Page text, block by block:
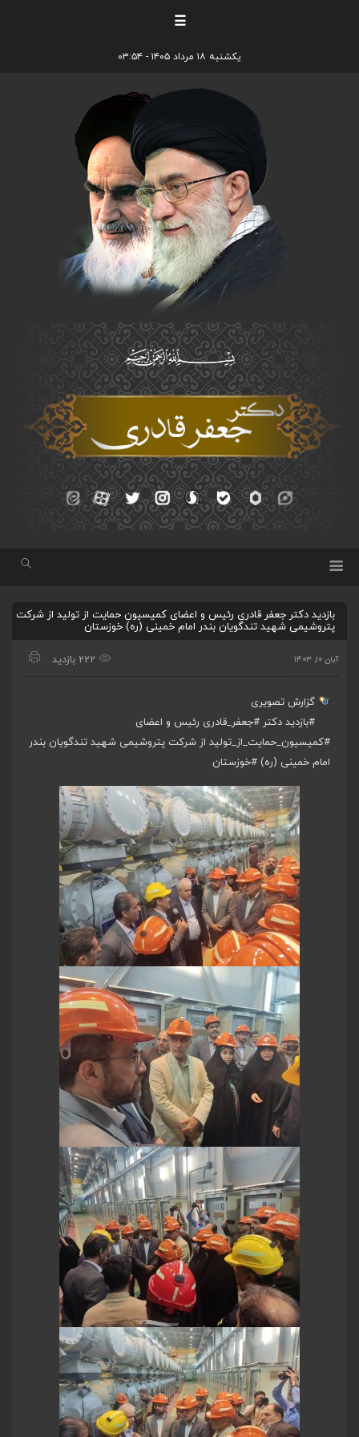
☰
یکشنبه ۱۸ مرداد ۱۴۰۵ - ۰۳:۵۴
بازدید دکتر جعفر قادری رئیس و اعضای کمیسیون حمایت از تولید از شرکت
پتروشیمی شهید تندگویان بندر امام خمینی (ره) خوزستان
آبان ۱۰, ۱۴۰۳ 222 بازدید
گزارش تصویری
#بازدیددکتر #جعفر_قادری رئیس و اعضای
#کمیسیون_حمایت_از_تولید از شرکت پتروشیمی شهید تندگویان بندر
امام خمینی (ره) #خوزستان